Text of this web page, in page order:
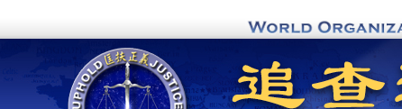
to
content